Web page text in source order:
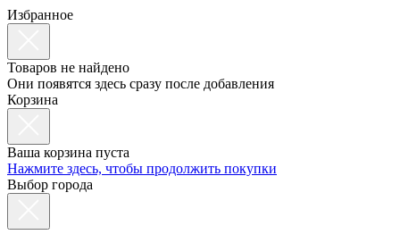
Избранное
Товаров не найдено
Они появятся здесь сразу после добавления
Корзина
Ваша корзина пуста
Нажмите здесь, чтобы продолжить покупки
Выбор города